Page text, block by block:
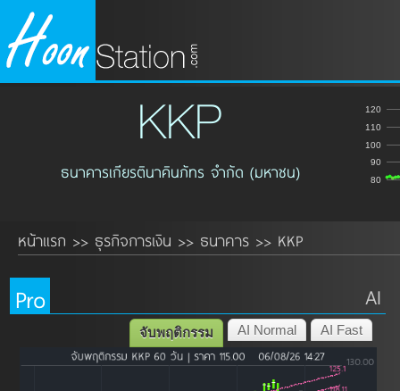
KKP
ธนาคารเกียรตินาคินภัทร จำกัด (มหาชน) 80
90
100
110
120
หน้าแรก >> ธุรกิจการเงิน >> ธนาคาร >> KKP
Pro AI
AI Fast
AI Normal
จับพฤติกรรม